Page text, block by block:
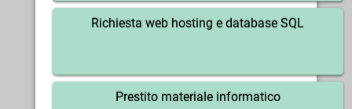
Richiesta web hosting e database SQL
Prestito materiale informatico